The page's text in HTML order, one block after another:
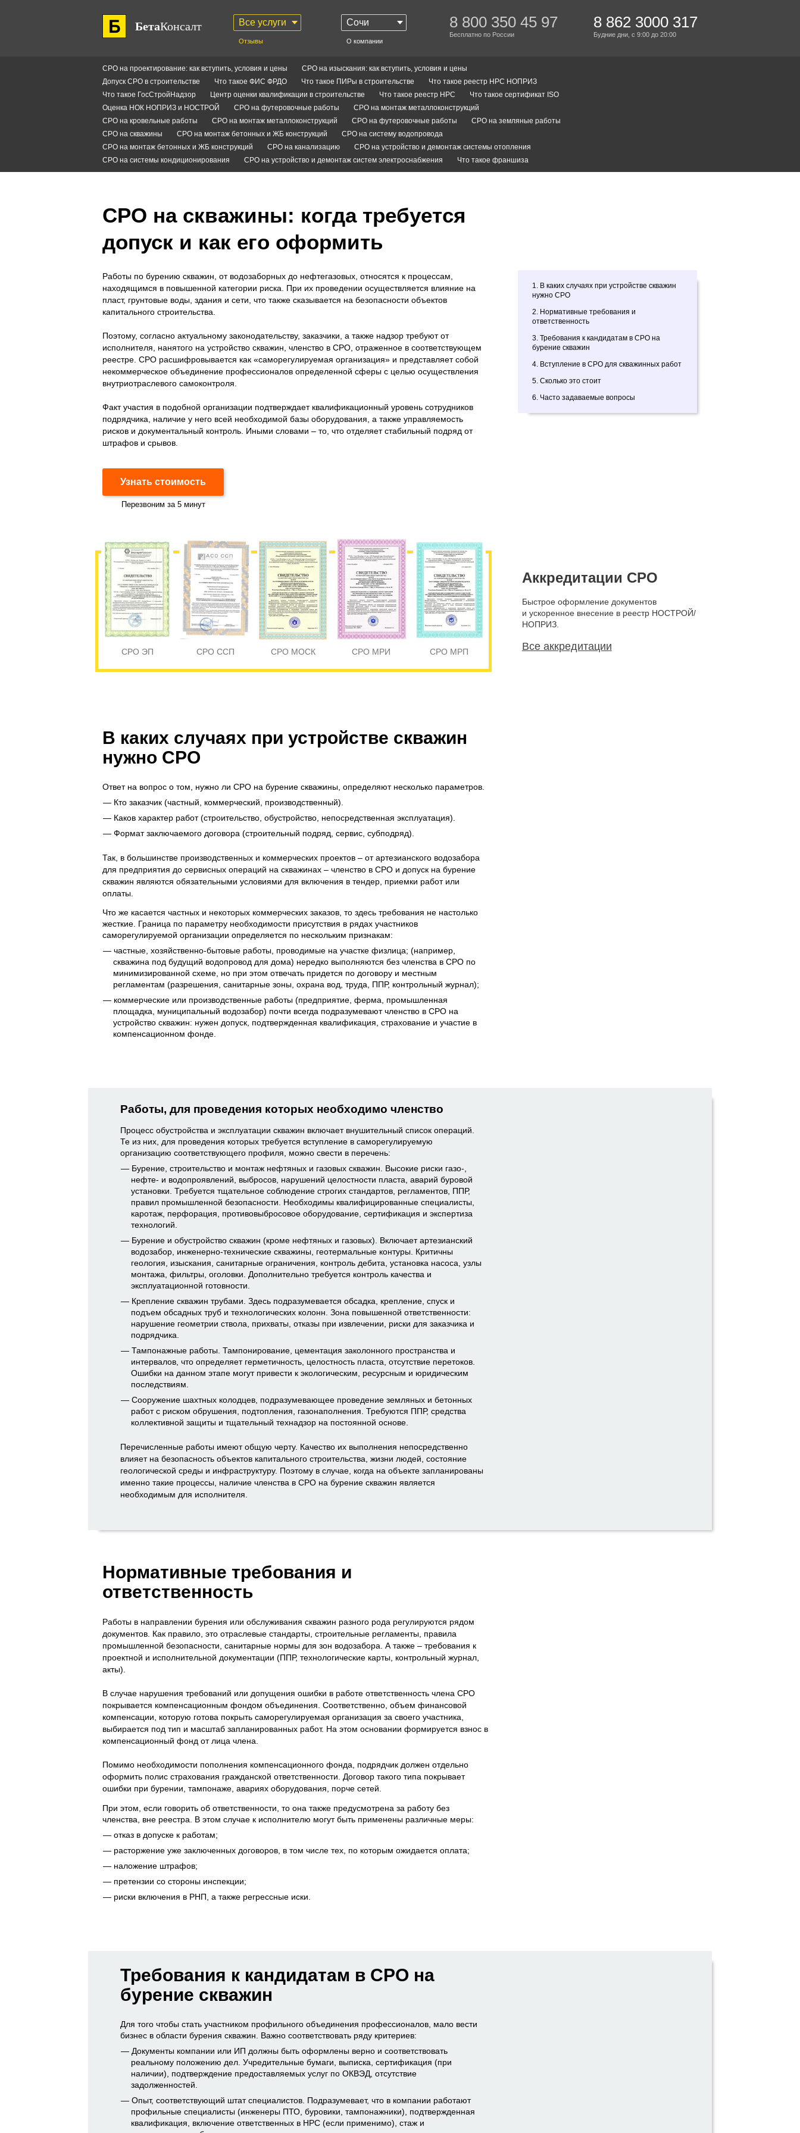
БетаКонсалт Все услуги
Отзывы
Сочи
О компании
8 800 350 45 97
Бесплатно по России
8 862 3000 317
Будние дни, с 9:00 до 20:00
СРО на проектирование: как вступить, условия и цены
СРО на изыскания: как вступить, условия и цены
Допуск СРО в строительстве
Что такое ФИС ФРДО Что такое ПИРы в строительстве
Что такое реестр НРС НОПРИЗ
Что такое ГосСтройНадзор
Центр оценки квалификации в строительстве Что такое реестр НРС
Что такое сертификат ISO
Оценка НОК НОПРИЗ и НОСТРОЙ
СРО на футеровочные работы
СРО на монтаж металлоконструкций
СРО на кровельные работы
СРО на монтаж металлоконструкций СРО на футеровочные работы
СРО на земляные работы
СРО на скважины
СРО на монтаж бетонных и ЖБ конструкций
СРО на систему водопровода
СРО на монтаж бетонных и ЖБ конструкций
СРО на канализацию
СРО на устройство и демонтаж системы отопления
СРО на системы кондиционирования
СРО на устройство и демонтаж систем электроснабжения Что такое франшиза
СРО на скважины: когда требуется
допуск и как его оформить
Работы по бурению скважин, от водозаборных до нефтегазовых, относятся к процессам,
находящимся в повышенной категории риска. При их проведении осуществляется влияние на
пласт, грунтовые воды, здания и сети, что также сказывается на безопасности объектов
капитального строительства.
Поэтому, согласно актуальному законодательству, заказчики, а также надзор требуют от
исполнителя, нанятого на устройство скважин, членство в СРО, отраженное в соответствующем
реестре. СРО расшифровывается как «саморегулируемая организация» и представляет собой
некоммерческое объединение профессионалов определенной сферы с целью осуществления
внутриотраслевого самоконтроля.
Факт участия в подобной организации подтверждает квалификационный уровень сотрудников
подрядчика, наличие у него всей необходимой базы оборудования, а также управляемость
рисков и документальный контроль. Иными словами – то, что отделяет стабильный подряд от
штрафов и срывов.
Узнать стоимость
Перезвоним за 5 минут
1. В каких случаях при устройстве скважин
нужно СРО
2. Нормативные требования и
ответственность
3. Требования к кандидатам в СРО на
бурение скважин
4. Вступление в СРО для скважинных работ
5. Сколько это стоит
6. Часто задаваемые вопросы
СРО ЭП СРО ССП СРО МОСК СРО МРИ СРО МРП
Аккредитации СРО
Быстрое оформление документов
и ускоренное внесение в реестр НОСТРОЙ/
НОПРИЗ.
Все аккредитации
В каких случаях при устройстве скважин
нужно СРО
Ответ на вопрос о том, нужно ли СРО на бурение скважины, определяют несколько параметров.
Кто заказчик (частный, коммерческий, производственный).
Каков характер работ (строительство, обустройство, непосредственная эксплуатация).
Формат заключаемого договора (строительный подряд, сервис, субподряд).
Так, в большинстве производственных и коммерческих проектов – от артезианского водозабора
для предприятия до сервисных операций на скважинах – членство в СРО и допуск на бурение
скважин являются обязательными условиями для включения в тендер, приемки работ или
оплаты.
Что же касается частных и некоторых коммерческих заказов, то здесь требования не настолько
жесткие. Граница по параметру необходимости присутствия в рядах участников
саморегулируемой организации определяется по нескольким признакам:
частные, хозяйственно-бытовые работы, проводимые на участке физлица; (например,
скважина под будущий водопровод для дома) нередко выполняются без членства в СРО по
минимизированной схеме, но при этом отвечать придется по договору и местным
регламентам (разрешения, санитарные зоны, охрана вод, труда, ППР, контрольный журнал);
коммерческие или производственные работы (предприятие, ферма, промышленная
площадка, муниципальный водозабор) почти всегда подразумевают членство в СРО на
устройство скважин: нужен допуск, подтвержденная квалификация, страхование и участие в
компенсационном фонде.
Работы, для проведения которых необходимо членство
Процесс обустройства и эксплуатации скважин включает внушительный список операций.
Те из них, для проведения которых требуется вступление в саморегулируемую
организацию соответствующего профиля, можно свести в перечень:
Бурение, строительство и монтаж нефтяных и газовых скважин. Высокие риски газо-,
нефте- и водопроявлений, выбросов, нарушений целостности пласта, аварий буровой
установки. Требуется тщательное соблюдение строгих стандартов, регламентов, ППР,
правил промышленной безопасности. Необходимы квалифицированные специалисты,
каротаж, перфорация, противовыбросовое оборудование, сертификация и экспертиза
технологий.
Бурение и обустройство скважин (кроме нефтяных и газовых). Включает артезианский
водозабор, инженерно-технические скважины, геотермальные контуры. Критичны
геология, изыскания, санитарные ограничения, контроль дебита, установка насоса, узлы
монтажа, фильтры, оголовки. Дополнительно требуется контроль качества и
эксплуатационной готовности.
Крепление скважин трубами. Здесь подразумевается обсадка, крепление, спуск и
подъем обсадных труб и технологических колонн. Зона повышенной ответственности:
нарушение геометрии ствола, прихваты, отказы при извлечении, риски для заказчика и
подрядчика.
Тампонажные работы. Тампонирование, цементация заколонного пространства и
интервалов, что определяет герметичность, целостность пласта, отсутствие перетоков.
Ошибки на данном этапе могут привести к экологическим, ресурсным и юридическим
последствиям.
Сооружение шахтных колодцев, подразумевающее проведение земляных и бетонных
работ с риском обрушения, подтопления, газонаполнения. Требуются ППР, средства
коллективной защиты и тщательный технадзор на постоянной основе.
Перечисленные работы имеют общую черту. Качество их выполнения непосредственно
влияет на безопасность объектов капитального строительства, жизни людей, состояние
геологической среды и инфраструктуру. Поэтому в случае, когда на объекте запланированы
именно такие процессы, наличие членства в СРО на бурение скважин является
необходимым для исполнителя.
Нормативные требования и
ответственность
Работы в направлении бурения или обслуживания скважин разного рода регулируются рядом
документов. Как правило, это отраслевые стандарты, строительные регламенты, правила
промышленной безопасности, санитарные нормы для зон водозабора. А также – требования к
проектной и исполнительной документации (ППР, технологические карты, контрольный журнал,
акты).
В случае нарушения требований или допущения ошибки в работе ответственность члена СРО
покрывается компенсационным фондом объединения. Соответственно, объем финансовой
компенсации, которую готова покрыть саморегулируемая организация за своего участника,
выбирается под тип и масштаб запланированных работ. На этом основании формируется взнос в
компенсационный фонд от лица члена.
Помимо необходимости пополнения компенсационного фонда, подрядчик должен отдельно
оформить полис страхования гражданской ответственности. Договор такого типа покрывает
ошибки при бурении, тампонаже, авариях оборудования, порче сетей.
При этом, если говорить об ответственности, то она также предусмотрена за работу без
членства, вне реестра. В этом случае к исполнителю могут быть применены различные меры:
отказ в допуске к работам;
расторжение уже заключенных договоров, в том числе тех, по которым ожидается оплата;
наложение штрафов;
претензии со стороны инспекции;
риски включения в РНП, а также регрессные иски.
Требования к кандидатам в СРО на
бурение скважин
Для того чтобы стать участником профильного объединения профессионалов, мало вести
бизнес в области бурения скважин. Важно соответствовать ряду критериев:
Документы компании или ИП должны быть оформлены верно и соответствовать
реальному положению дел. Учредительные бумаги, выписка, сертификация (при
наличии), подтверждение предоставляемых услуг по ОКВЭД, отсутствие
задолженностей.
Опыт, соответствующий штат специалистов. Подразумевает, что в компании работают
профильные специалисты (инженеры ПТО, буровики, тампонажники), подтвержденная
квалификация, включение ответственных в НРС (если применимо), стаж и